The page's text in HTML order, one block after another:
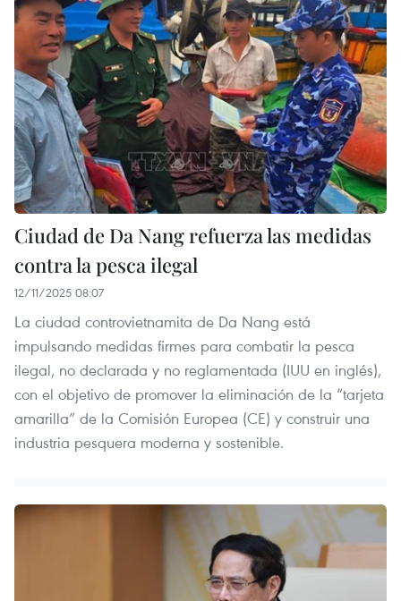
Ciudad de Da Nang refuerza las medidas
contra la pesca ilegal
12/11/2025 08:07
La ciudad controvietnamita de Da Nang está
impulsando medidas firmes para combatir la pesca
ilegal, no declarada y no reglamentada (IUU en inglés),
con el objetivo de promover la eliminación de la “tarjeta
amarilla” de la Comisión Europea (CE) y construir una
industria pesquera moderna y sostenible.